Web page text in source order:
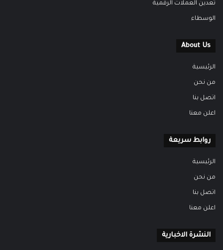
تعدين العملات الرقمية
الوسطاء
About Us
الرئيسية
من نحن
اتصل بنا
اعلن معنا
روابط سريعة
الرئيسية
من نحن
اتصل بنا
اعلن معنا
النشرة الاخبارية